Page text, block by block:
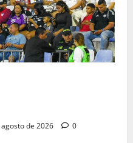
de 2026 0